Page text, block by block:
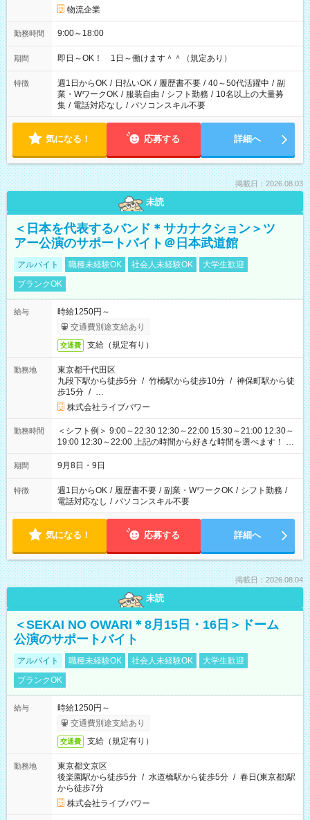
物流企業
勤務時間 9:00～18:00
期間 即日～OK！ 1日～働けます＾＾（規定あり）
特徴 週1日からOK / 日払いOK / 履歴書不要 / 40～50代活躍中 / 副
業・WワークOK / 服装自由 / シフト勤務 / 10名以上の大量募
集 / 電話対応なし / パソコンスキル不要
気になる！ 応募する 詳細へ
掲載日：2026.08.03
未読
＜日本を代表するバンド＊サカナクション＞ツ
アー公演のサポートバイト＠日本武道館
アルバイト 職種未経験OK 社会人未経験OK
大学生歓迎
ブランクOK
給与
時給1250円～
交通費別途支給あり
交通費 支給（規定有り）
勤務地
東京都千代田区
九段下駅から徒歩5分 / 竹橋駅から徒歩10分 / 神保町駅から徒
歩15分 / …
株式会社ライブパワー
勤務時間
＜シフト例＞ 9:00～22:30 12:30～22:00 15:30～21:00 12:30～
19:00 12:30～22:00 上記の時間から好きな時間を選べます！ ※
時間は変更となる可能性があります
期間 9月8日・9日
特徴 週1日からOK / 履歴書不要 / 副業・WワークOK / シフト勤務 /
電話対応なし / パソコンスキル不要
気になる！ 応募する 詳細へ
掲載日：2026.08.04
未読
＜SEKAI NO OWARI＊8月15日・16日＞ドーム
公演のサポートバイト
アルバイト 職種未経験OK 社会人未経験OK
大学生歓迎
ブランクOK
給与
時給1250円～
交通費別途支給あり
交通費 支給（規定有り）
勤務地
東京都文京区
後楽園駅から徒歩5分 / 水道橋駅から徒歩5分 / 春日(東京都)駅
から徒歩7分
株式会社ライブパワー